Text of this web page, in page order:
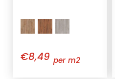
€8,49 per m2